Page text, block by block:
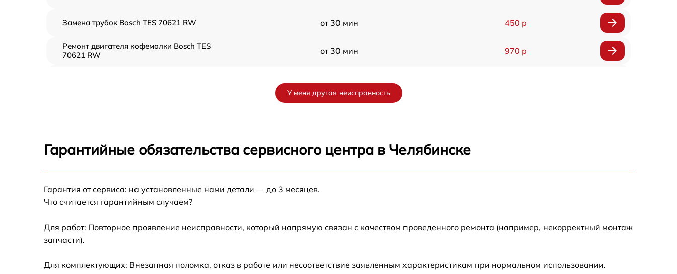
Замена трубок Bosch TES 70621 RW от 30 мин 450 р
Ремонт двигателя кофемолки Bosch TES
70621 RW
от 30 мин 970 р
Замена жерновов Bosch TES 70621 RW
Ремонт дренажного клапана Bosch TES
Замена прокладок, хомутов, скобок и колец
У меня другая неисправность
Гарантийные обязательства сервисного центра в Челябинске
Гарантия от сервиса: на установленные нами детали — до 3 месяцев.
Что считается гарантийным случаем?
Для работ: Повторное проявление неисправности, который напрямую связан с качеством проведенного ремонта (например, некорректный монтаж
запчасти).
Для комплектующих: Внезапная поломка, отказ в работе или несоответствие заявленным характеристикам при нормальном использовании.